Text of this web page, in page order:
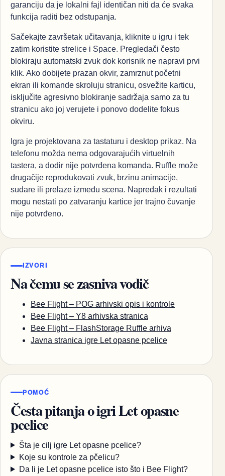
garanciju da je lokalni fajl identičan niti da će svaka
funkcija raditi bez odstupanja.
Sačekajte završetak učitavanja, kliknite u igru i tek
zatim koristite strelice i Space. Pregledači često
blokiraju automatski zvuk dok korisnik ne napravi prvi
klik. Ako dobijete prazan okvir, zamrznut početni
ekran ili komande skroluju stranicu, osvežite karticu,
isključite agresivno blokiranje sadržaja samo za tu
stranicu ako joj verujete i ponovo dodelite fokus
okviru.
Igra je projektovana za tastaturu i desktop prikaz. Na
telefonu možda nema odgovarajućih virtuelnih
tastera, a dodir nije potvrđena komanda. Ruffle može
drugačije reprodukovati zvuk, brzinu animacije,
sudare ili prelaze između scena. Napredak i rezultati
mogu nestati po zatvaranju kartice jer trajno čuvanje
nije potvrđeno.
IZVORI
Na čemu se zasniva vodič
Bee Flight – POG arhivski opis i kontrole
Bee Flight – Y8 arhivska stranica
Bee Flight – FlashStorage Ruffle arhiva
Javna stranica igre Let opasne pcelice
POMOĆ
Česta pitanja o igri Let opasne
pcelice
Šta je cilj igre Let opasne pcelice?
Koje su kontrole za pčelicu?
Da li je Let opasne pcelice isto što i Bee Flight?